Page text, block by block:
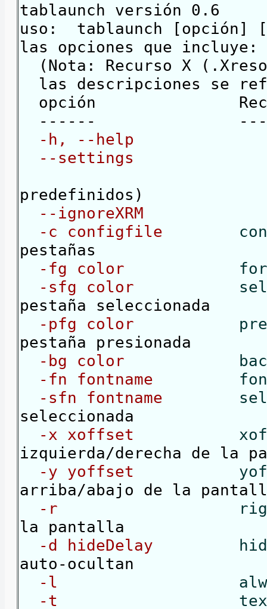
tablaunch versión 0.6
uso: tablaunch [opción]
las opciones que incluye:
(Nota: Recurso X
las descripciones se
opción
------
-h, --help
--settings
predefinidos)
--ignoreXRM
-c configfile
pestañas
-fg color
-sfg color
pestaña seleccionada
-pfg color
pestaña presionada
-bg color
-fn fontname
-sfn fontname
seleccionada
-x xoffset
izquierda/derecha de la
-y yoffset
arriba/abajo de la
-r
la pantalla
-d hideDelay
auto-ocultan
-l
-t